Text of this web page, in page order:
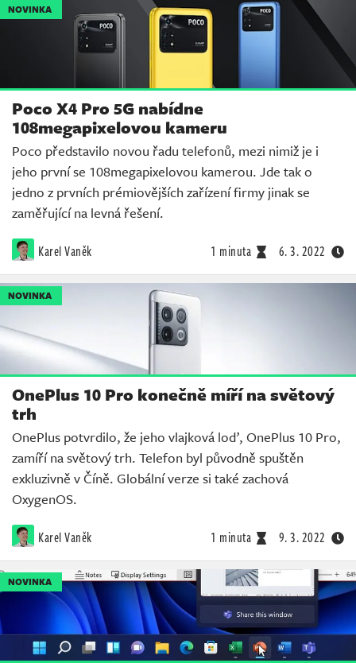
NOVINKA
Poco X4 Pro 5G nabídne
108megapixelovou kameru
Poco představilo novou řadu telefonů, mezi nimiž je i
jeho první se 108megapixelovou kamerou. Jde tak o
jedno z prvních prémiovějších zařízení firmy jinak se
zaměřující na levná řešení.
Karel Vaněk 1 minuta 6. 3. 2022
NOVINKA
OnePlus 10 Pro konečně míří na světový
trh
OnePlus potvrdilo, že jeho vlajková loď, OnePlus 10 Pro,
zamíří na světový trh. Telefon byl původně spuštěn
exkluzivně v Číně. Globální verze si také zachová
OxygenOS.
Karel Vaněk 1 minuta 9. 3. 2022
NOVINKA